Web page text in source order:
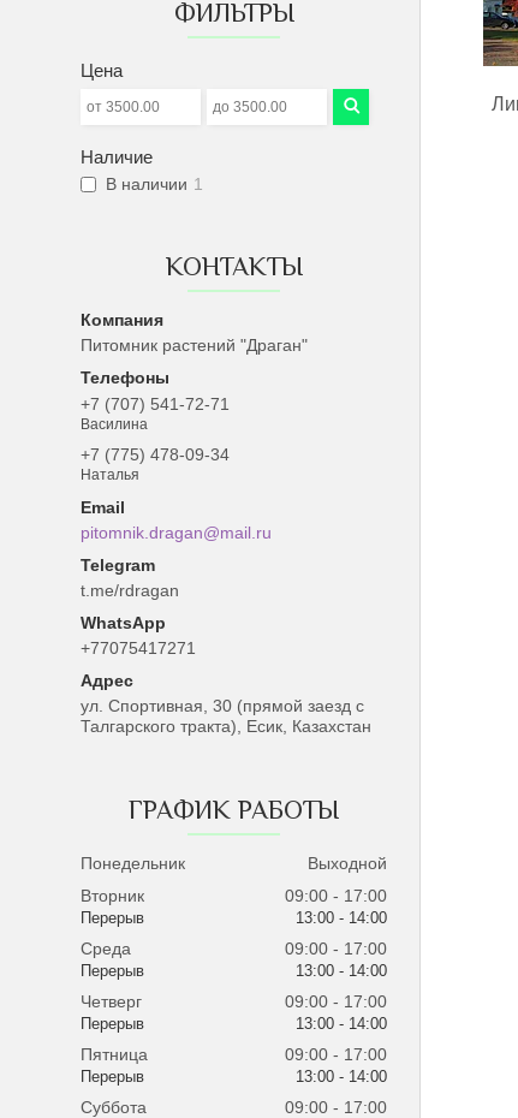
ФИЛЬТРЫ
Цена
Наличие
В наличии 1
КОНТАКТЫ
Питомник растений "Драган"
+7 (707) 541-72-71
Василина
+7 (775) 478-09-34
Наталья
pitomnik.dragan@mail.ru
t.me/rdragan
+77075417271
ул. Спортивная, 30 (прямой заезд с
Талгарского тракта), Есик, Казахстан
ГРАФИК РАБОТЫ
Понедельник
Выходной
Вторник
09:00 17:00
13:00 14:00
Среда 09:00 17:00
13:00 14:00
Четверг 09:00 17:00
13:00 14:00
Пятница 09:00 17:00
13:00 14:00
Суббота 09:00 17:00